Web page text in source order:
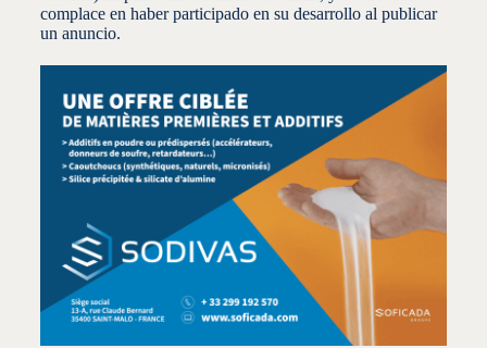
complace en haber participado en su desarrollo al publicar
un anuncio.